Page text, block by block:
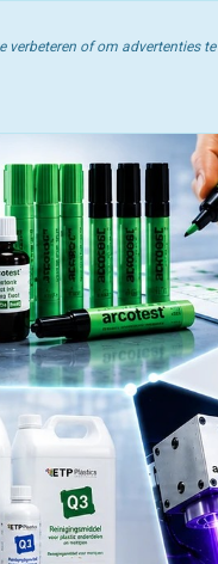
verbeteren of om advertenties